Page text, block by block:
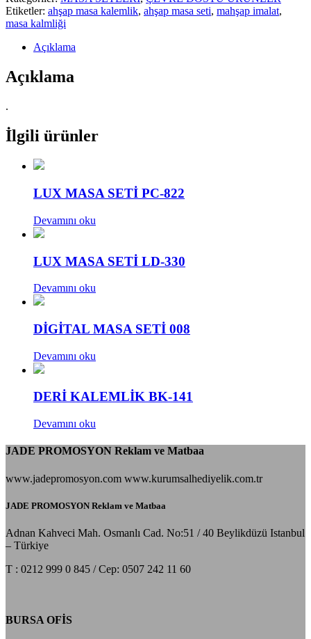
Etiketler: ahşap masa kalemlik, ahşap masa seti, mahşap imalat,
masa kalmliği
Açıklama
Açıklama
.
İlgili ürünler
LUX MASA SETİ PC-822
Devamını oku
LUX MASA SETİ LD-330
Devamını oku
DİGİTAL MASA SETİ 008
Devamını oku
DERİ KALEMLİK BK-141
Devamını oku
JADE PROMOSYON Reklam ve Matbaa
www.jadepromosyon.com www.kurumsalhediyelik.com.tr
JADE PROMOSYON Reklam ve Matbaa
Adnan Kahveci Mah. Osmanlı Cad. No:51 / 40 Beylikdüzü Istanbul
– Türkiye
T : 0212 999 0 845 / Cep: 0507 242 11 60
BURSA OFİS